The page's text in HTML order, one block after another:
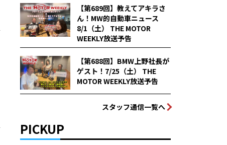
【第689回】教えてアキラさ
ん！MW的自動車ニュース
8/1（土） THE MOTOR
WEEKLY放送予告
【第688回】BMW上野社長が
ゲスト！7/25（土） THE
MOTOR WEEKLY放送予告
スタッフ通信一覧へ
PICKUP